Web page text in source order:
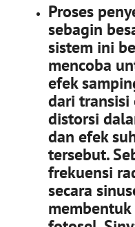
Proses
sebagin
sistem ini
mencoba
efek
dari
distorsi
dan efek
tersebut.
frekuensi
secara